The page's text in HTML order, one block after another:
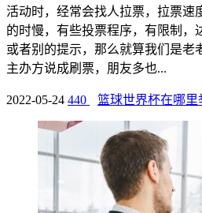
活动时，经常会找人拉票，拉票速
的时慢，有些投票程序，有限制，
或者别的提示，那么就算我们是老
主办方说成刷票，朋友多也...
2022-05-24 440 篮球世界杯在哪里